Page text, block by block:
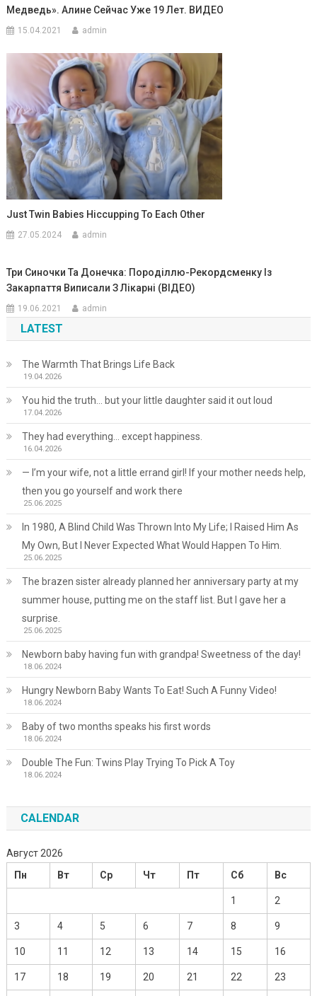
Медведь». Алине Сейчас Уже 19 Лет. ВИДЕО
15.04.2021 admin
Just Twin Babies Hiccupping To Each Other
27.05.2024 admin
Три Синочки Та Донечка: Породіллю-Рекордсменку Із
Закарпаття Виписали З Лікарні (ВІДЕО)
19.06.2021 admin
LATEST
The Warmth That Brings Life Back
19.04.2026
You hid the truth… but your little daughter said it out loud
17.04.2026
They had everything… except happiness.
16.04.2026
— I’m your wife, not a little errand girl! If your mother needs help,
then you go yourself and work there
25.06.2025
In 1980, A Blind Child Was Thrown Into My Life; I Raised Him As
My Own, But I Never Expected What Would Happen To Him.
25.06.2025
The brazen sister already planned her anniversary party at my
summer house, putting me on the staff list. But I gave her a
surprise.
25.06.2025
Newborn baby having fun with grandpa! Sweetness of the day!
18.06.2024
Hungry Newborn Baby Wants To Eat! Such A Funny Video!
18.06.2024
Baby of two months speaks his first words
18.06.2024
Double The Fun: Twins Play Trying To Pick A Toy
18.06.2024
CALENDAR
Август 2026
Пн
Вт Ср Чт Пт Сб Вс
1 2
3 4 5 6 7 8 9
10 11 12 13 14 15 16
17 18 19 20 21 22 23